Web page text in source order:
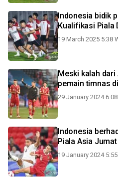
Indonesia bidik
Kualifikasi Piala
19 March 2025 5:38
Meski kalah dari
pemain timnas
29 January 2024
Indonesia
Piala Asia
19 January 2024